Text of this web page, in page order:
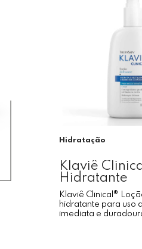
Hidratação
Klaviê
Hidratante
Klaviê Clinical®
hidratante para uso
imediata e